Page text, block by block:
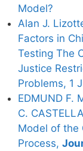
Model?
Alan J.
Factors in
Testing The
Justice
Problems, 1
EDMUND F.
C.
Model of the
Process,